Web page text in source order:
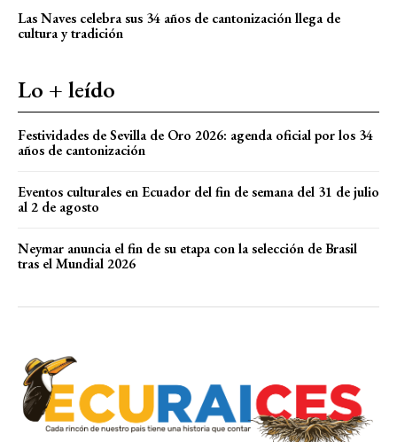
Las Naves celebra sus 34 años de cantonización llega de
cultura y tradición
Lo + leído
Festividades de Sevilla de Oro 2026: agenda oficial por los 34
años de cantonización
Eventos culturales en Ecuador del fin de semana del 31 de julio
al 2 de agosto
Neymar anuncia el fin de su etapa con la selección de Brasil
tras el Mundial 2026